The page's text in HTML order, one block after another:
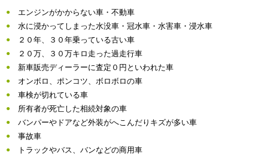
エンジンがかからない車・不動車
水に浸かってしまった水没車・冠水車・水害車・浸水車
２０年、３０年乗っている古い車
２０万、３０万キロ走った過走行車
新車販売ディーラーに査定０円といわれた車
オンボロ、ポンコツ、ボロボロの車
車検が切れている車
所有者が死亡した相続対象の車
バンパーやドアなど外装がへこんだりキズが多い車
事故車
トラックやバス、バンなどの商用車